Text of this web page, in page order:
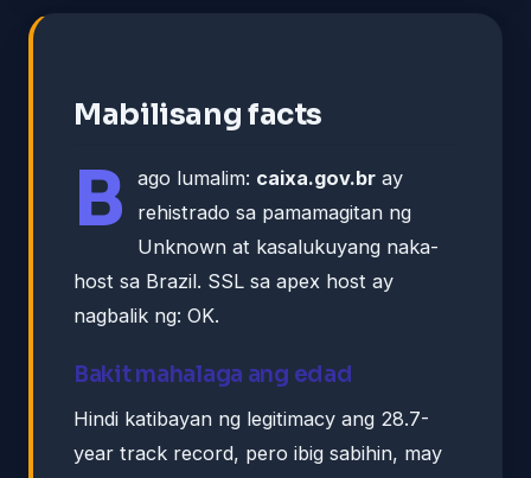
Mabilisang facts
B ago lumalim: caixa.gov.br ay
rehistrado sa pamamagitan ng
Unknown at kasalukuyang naka-
host sa Brazil. SSL sa apex host ay
nagbalik ng: OK.
Bakit mahalaga ang edad
Hindi katibayan ng legitimacy ang 28.7-
year track record, pero ibig sabihin, may